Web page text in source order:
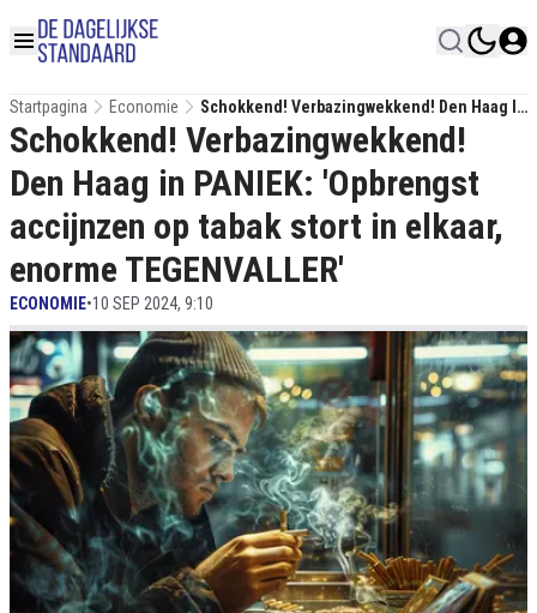
Startpagina Economie
Schokkend! Verbazingwekkend! Den Haag In
PANIEK: 'Opbrengst Accijnzen Op Tabak Stort
In Elkaar, Enorme TEGENVALLER'
Schokkend! Verbazingwekkend!
Den Haag in PANIEK: 'Opbrengst
accijnzen op tabak stort in elkaar,
enorme TEGENVALLER'
ECONOMIE•10 SEP 2024, 9:10